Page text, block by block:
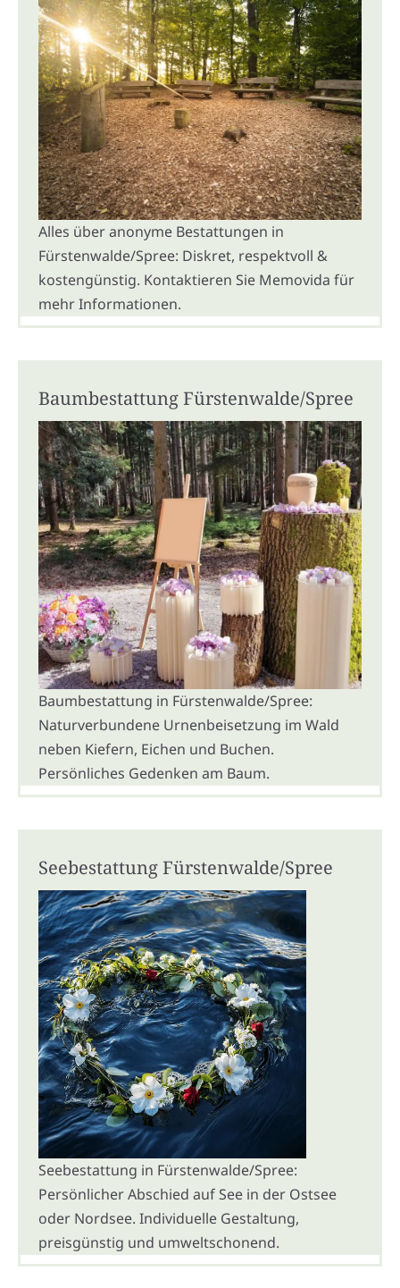
Alles über anonyme Bestattungen in
Fürstenwalde/Spree: Diskret, respektvoll &
kostengünstig. Kontaktieren Sie Memovida für
mehr Informationen.
Baumbestattung Fürstenwalde/Spree
Baumbestattung in Fürstenwalde/Spree:
Naturverbundene Urnenbeisetzung im Wald
neben Kiefern, Eichen und Buchen.
Persönliches Gedenken am Baum.
Seebestattung Fürstenwalde/Spree
Seebestattung in Fürstenwalde/Spree:
Persönlicher Abschied auf See in der Ostsee
oder Nordsee. Individuelle Gestaltung,
preisgünstig und umweltschonend.